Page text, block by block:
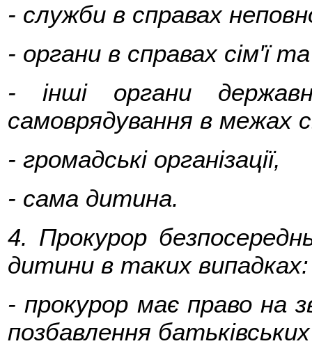
- служби в справах
- органи в справах сім'ї
- інші органи
самоврядування в межах
- громадські організації,
- сама дитина.
4. Прокурор
дитини в таких випадках:
- прокурор має право на
позбавлення